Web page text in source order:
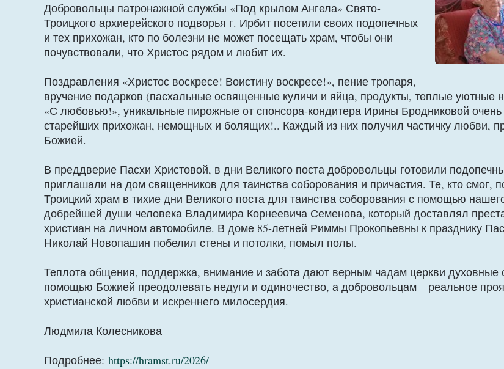
Добровольцы патронажной службы «Под крылом Ангела» Свято-
Троицкого архиерейского подворья г. Ирбит посетили своих подопечных
и тех прихожан, кто по болезни не может посещать храм, чтобы они
почувствовали, что Христос рядом и любит их.
Поздравления «Христос воскресе! Воистину воскресе!», пение тропаря,
вручение подарков (пасхальные освященные куличи и яйца, продукты, теплые уютные
«С любовью!», уникальные пирожные от спонсора-кондитера Ирины Бродниковой
старейших прихожан, немощных и болящих!.. Каждый из них получил частичку любви,
Божией.
В преддверие Пасхи Христовой, в дни Великого поста добровольцы готовили
приглашали на дом священников для таинства соборования и причастия. Те, кто смог,
Троицкий храм в тихие дни Великого поста для таинства соборования с помощью
добрейшей души человека Владимира Корнеевича Семенова, который доставлял
христиан на личном автомобиле. В доме 85-летней Риммы Прокопьевны к празднику
Николай Новопашин побелил стены и потолки, помыл полы.
Теплота общения, поддержка, внимание и забота дают верным чадам церкви духовные
помощью Божией преодолевать недуги и одиночество, а добровольцам – реальное
христианской любви и искреннего милосердия.
Людмила Колесникова
Подробнее: https://hramst.ru/2026/